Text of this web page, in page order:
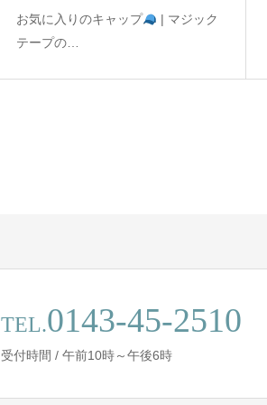
お気に入りのキャップ
| マジック
テープの…
TEL.0143-45-2510
受付時間 / 午前10時～午後6時